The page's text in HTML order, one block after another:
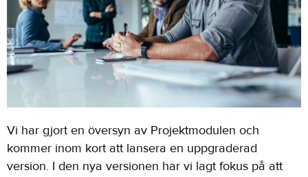
Vi har gjort en översyn av Projektmodulen och
kommer inom kort att lansera en uppgraderad
version. I den nya versionen har vi lagt fokus på att